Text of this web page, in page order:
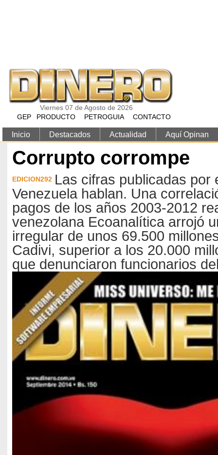
Viernes 07 de Agosto de 2026
GEP
PRODUCTO PETROGUIA CONTACTO
Inicio Destacados Actualidad Aquí Opinan
Corrupto corrompe
EDICION292 Las cifras publicadas por
Venezuela hablan. Una
pagos de los años 2003-2012
venezolana Ecoanalítica arrojó
irregular de unos 69.500
Cadivi, superior a los 20.000
que denunciaron funcionarios